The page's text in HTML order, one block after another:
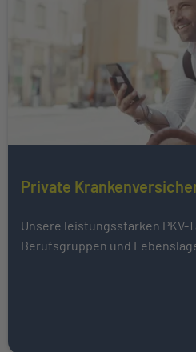
Private
Unsere leistungsstarken PKV-
Berufsgruppen und